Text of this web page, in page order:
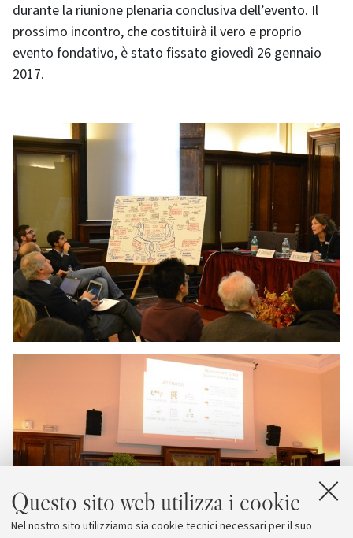
Questo sito web utilizza i cookie
Nel nostro sito utilizziamo sia cookie tecnici necessari per il suo
durante la riunione plenaria conclusiva dell’evento. Il
prossimo incontro, che costituirà il vero e proprio
evento fondativo, è stato fissato giovedì 26 gennaio
2017.